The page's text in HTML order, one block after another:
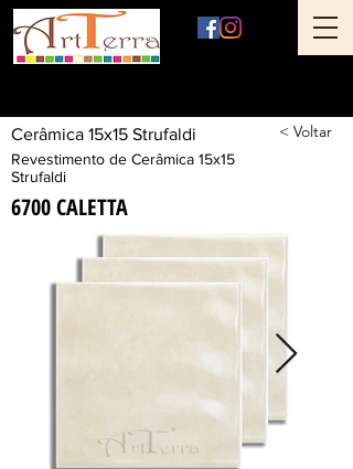
Cerâmica 15x15 Strufaldi < Voltar
Revestimento de Cerâmica 15x15
Strufaldi
6700 CALETTA